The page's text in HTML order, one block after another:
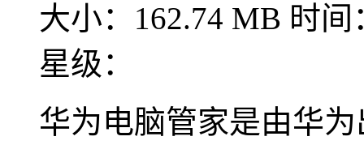
大小：162.74 MB 时间
星级：
华为电脑管家是由华